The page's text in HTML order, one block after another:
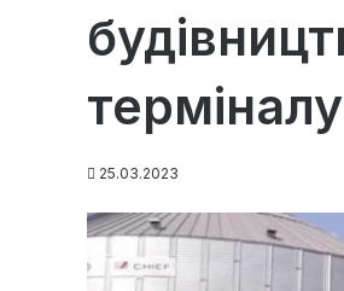
25.03.2023